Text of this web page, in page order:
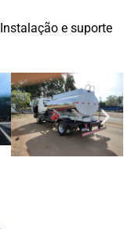
Instalação e suporte